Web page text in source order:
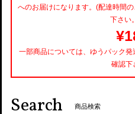
へのお届けになります。(配達時間
下さ
一部商品については、ゆうパック
確認下
Search 商品検索